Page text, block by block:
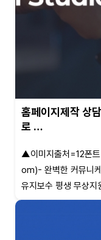
홈페이지제작 상
로 …
▲이미지출처=12폰
om)- 완벽한 커뮤니
유지보수 평생 무상지